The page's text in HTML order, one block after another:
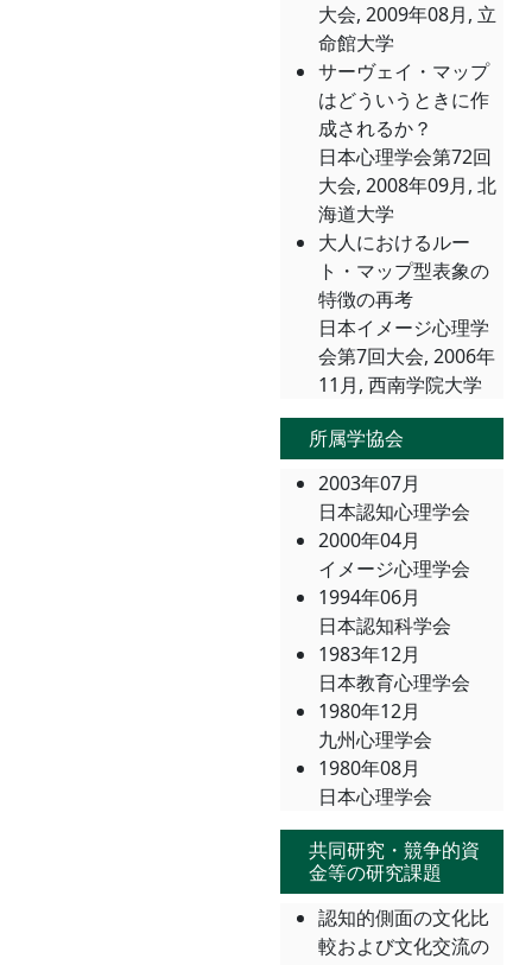
大会, 2009年08月, 立
命館大学
サーヴェイ・マップ
はどういうときに作
成されるか？
日本心理学会第72回
大会, 2008年09月, 北
海道大学
大人におけるルー
ト・マップ型表象の
特徴の再考
日本イメージ心理学
会第7回大会, 2006年
11月, 西南学院大学
所属学協会
2003年07月
日本認知心理学会
2000年04月
イメージ心理学会
1994年06月
日本認知科学会
1983年12月
日本教育心理学会
1980年12月
九州心理学会
1980年08月
日本心理学会
共同研究・競争的資
金等の研究課題
認知的側面の文化比
較および文化交流の